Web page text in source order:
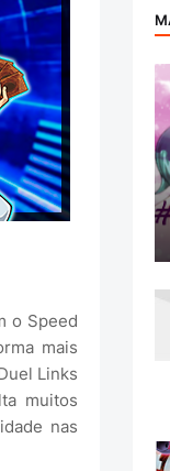
o Speed
mais
Links
muitos
nas